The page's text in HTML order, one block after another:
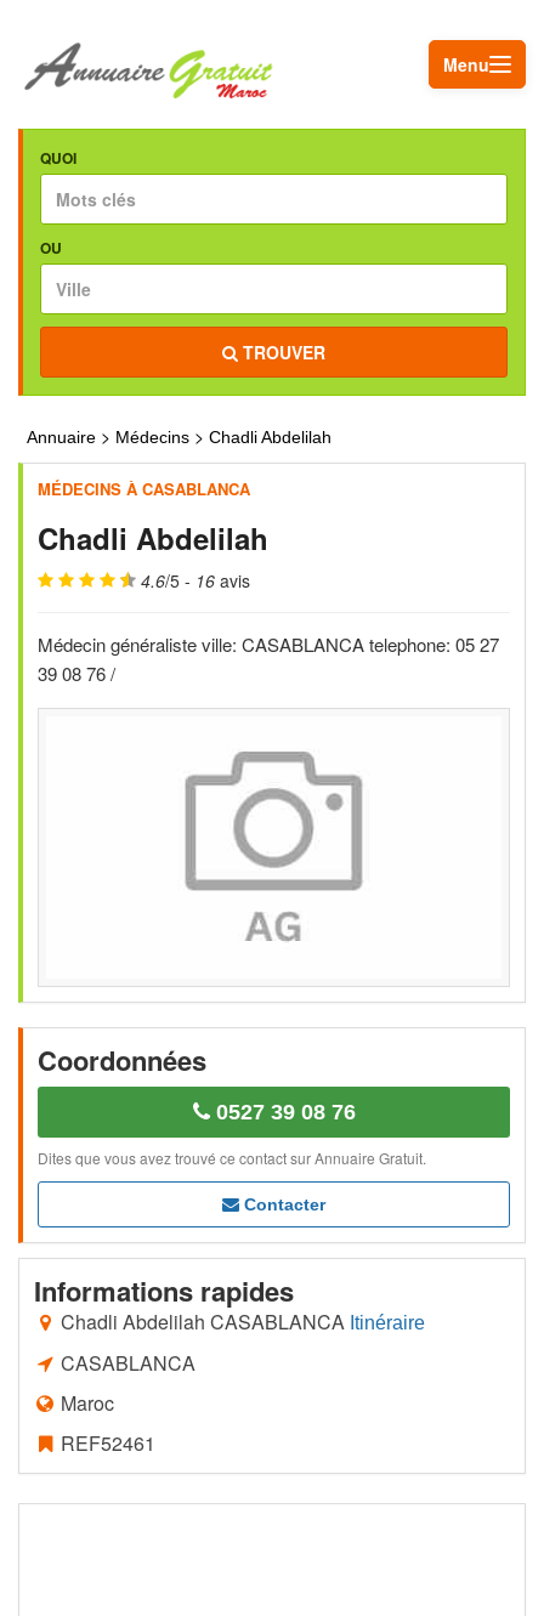
Menu
QUOI
OU
TROUVER
Annuaire > Médecins > Chadli Abdelilah
MÉDECINS À CASABLANCA
Chadli Abdelilah
4.6/5 - 16 avis
Médecin généraliste ville: CASABLANCA telephone: 05 27
39 08 76 /
Coordonnées
0527 39 08 76
Dites que vous avez trouvé ce contact sur Annuaire Gratuit.
Contacter
Informations rapides
Chadli Abdelilah CASABLANCA Itinéraire
CASABLANCA
Maroc
REF52461